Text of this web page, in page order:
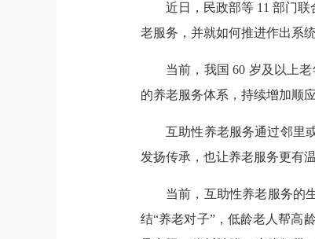
近日，民政部等 11 部门
老服务，并就如何推进作出系统
当前，我国 60 岁及以上
的养老服务体系，持续增加顺
互助性养老服务通过邻里
发扬传承，也让养老服务更有
当前，互助性养老服务的
结“养老对子”，低龄老人帮高